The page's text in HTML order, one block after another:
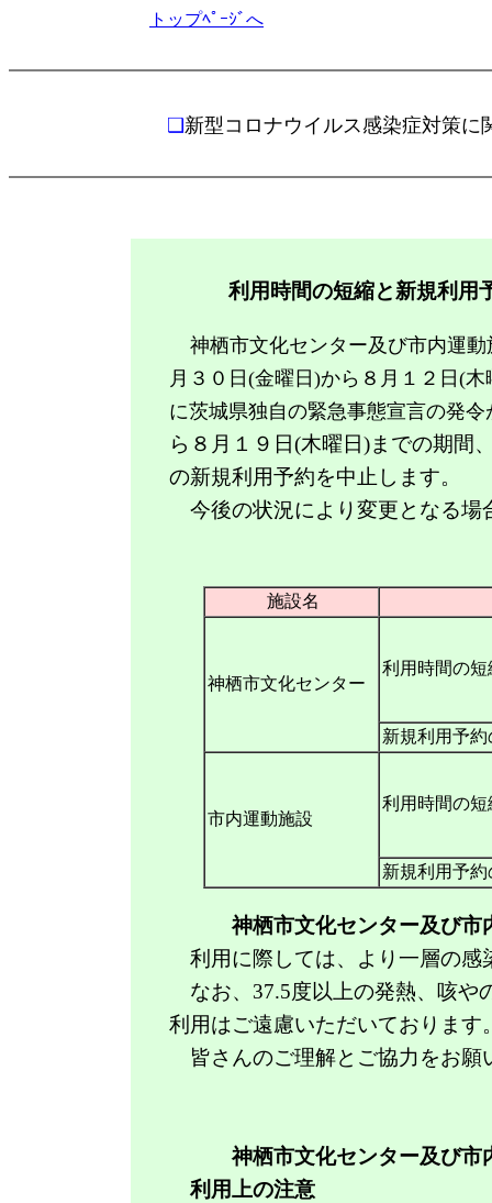
施設名
神栖市文化センター
利用時間の短
新規利用予
市内運動施設
利用時間の短
新規利用予
利用時間の短縮と新規利用
神栖市文化センター及び市内運
月３０日(金曜日)から８月１２日(木
に茨城県独自の緊急事態宣言の発
ら８月１９日(木曜日)までの期間
の新規利用予約を中止します。
今後の状況により変更となる場
神栖市文化センター及び市
利用に際しては、より一層の感
なお、 37.5度以上の発熱、咳や
利用はご遠慮いただいております
皆さんのご理解とご協力をお願
神栖市文化センター及び市
利用上の注意
トップﾍﾟｰｼﾞへ
❑新型コロナウイルス感染症対策に